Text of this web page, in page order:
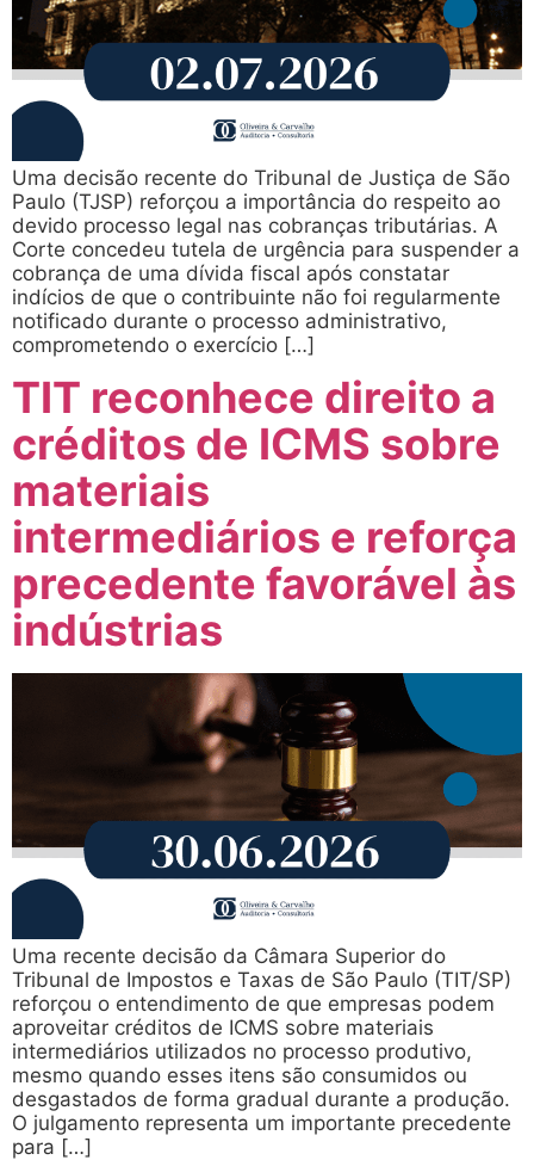
Uma decisão recente do Tribunal de Justiça de São
Paulo (TJSP) reforçou a importância do respeito ao
devido processo legal nas cobranças tributárias. A
Corte concedeu tutela de urgência para suspender a
cobrança de uma dívida fiscal após constatar
indícios de que o contribuinte não foi regularmente
notificado durante o processo administrativo,
comprometendo o exercício […]
TIT reconhece direito a
créditos de ICMS sobre
materiais
intermediários e reforça
precedente favorável às
indústrias
Uma recente decisão da Câmara Superior do
Tribunal de Impostos e Taxas de São Paulo (TIT/SP)
reforçou o entendimento de que empresas podem
aproveitar créditos de ICMS sobre materiais
intermediários utilizados no processo produtivo,
mesmo quando esses itens são consumidos ou
desgastados de forma gradual durante a produção.
O julgamento representa um importante precedente
para […]